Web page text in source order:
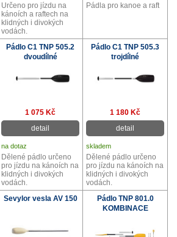
Určeno pro jízdu na
kánoích a raftech na
klidných i divokých
vodách.
Pádla pro kanoe a raft
Pádlo C1 TNP 505.2
dvoudílné
Pádlo C1 TNP 505.3
trojdílné
1 075 Kč
detail
1 180 Kč
detail
na dotaz skladem
Dělené pádlo určeno
pro jízdu na kánoích na
klidných i divokých
vodách.
Dělené pádlo určeno
pro jízdu na kánoích na
klidných i divokých
vodách.
Sevylor vesla AV 150
Pádlo TNP 801.0
KOMBINACE